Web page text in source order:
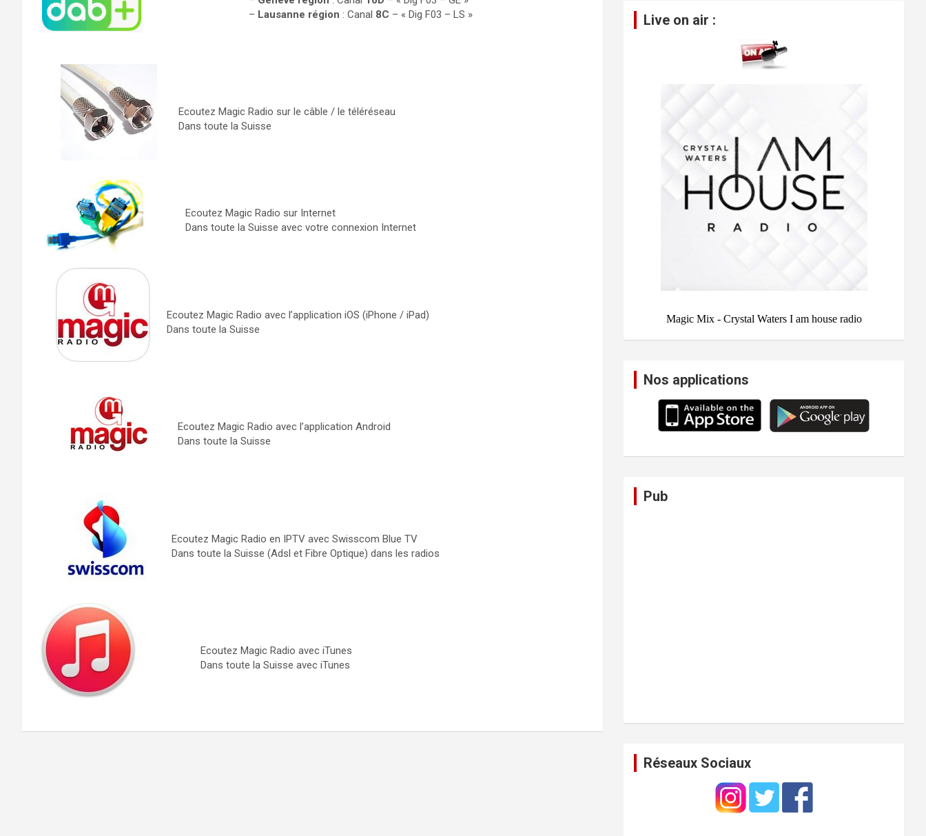
– Lausanne région : Canal 8C – « Dig F03 – LS »
Ecoutez Magic Radio sur le câble / le téléréseau
Dans toute la Suisse
Ecoutez Magic Radio sur Internet
Dans toute la Suisse avec votre connexion Internet
Ecoutez Magic Radio avec l’application iOS (iPhone / iPad)
Dans toute la Suisse
Ecoutez Magic Radio avec l’application Android
Dans toute la Suisse
Ecoutez Magic Radio en IPTV avec Swisscom Blue TV
Dans toute la Suisse (Adsl et Fibre Optique) dans les radios
Ecoutez Magic Radio avec iTunes
Dans toute la Suisse avec iTunes
Live on air :
Nos applications
Pub
Réseaux Sociaux